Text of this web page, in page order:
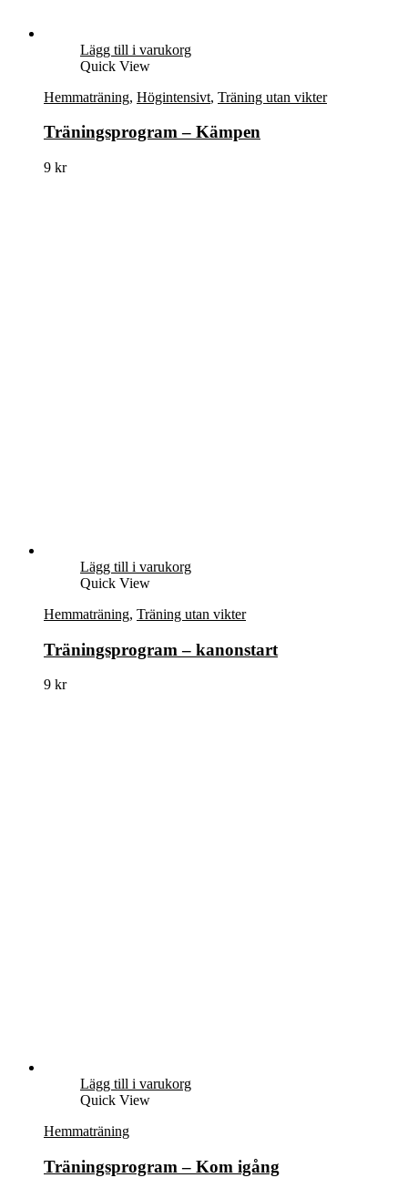
Lägg till i varukorg
Quick View
Hemmaträning, Högintensivt, Träning utan vikter
Träningsprogram – Kämpen
9 kr
Lägg till i varukorg
Quick View
Hemmaträning, Träning utan vikter
Träningsprogram – kanonstart
9 kr
Lägg till i varukorg
Quick View
Hemmaträning
Träningsprogram – Kom igång